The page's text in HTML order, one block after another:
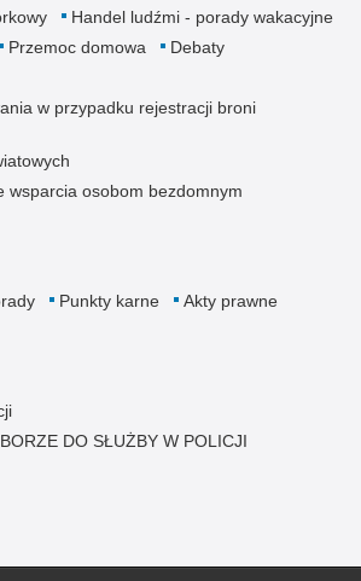
Handel ludźmi - porady wakacyjne
Przemoc domowa
Debaty
w przypadku rejestracji broni
wsparcia osobom bezdomnym
Punkty karne Akty prawne
DO SŁUŻBY W POLICJI